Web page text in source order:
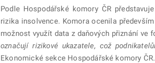
Podle Hospodářské komory ČR
rizika insolvence. Komora ocenila
možnost využít data z daňových přiznání ve
označují rizikové ukazatele, což
Ekonomické sekce Hospodářské komory ČR.